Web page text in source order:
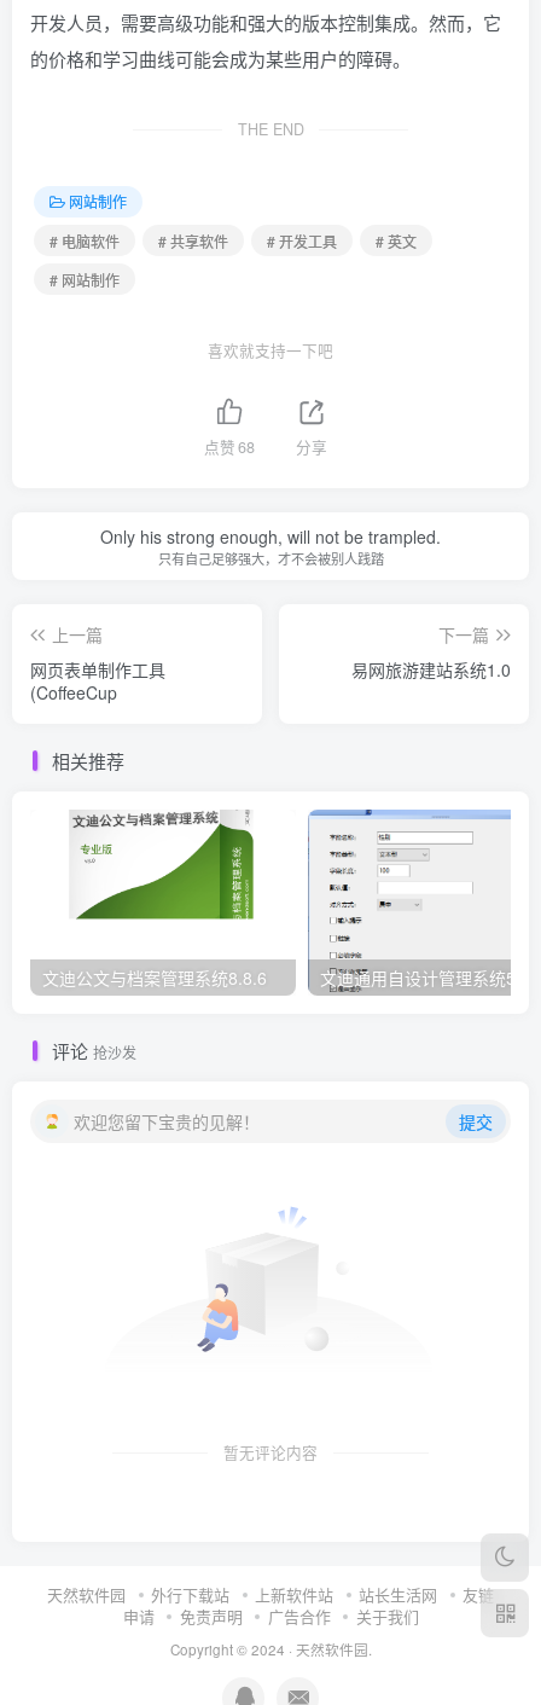
开发人员，需要高级功能和强大的版本控制集成。然而，它
的价格和学习曲线可能会成为某些用户的障碍。
THE END
网站制作
# 电脑软件
# 共享软件 # 开发工具
# 英文
# 网站制作
喜欢就支持一下吧
点赞68 分享
Only his strong enough, will not be trampled.
只有自己足够强大，才不会被别人践踏
上一篇
网页表单制作工具
(CoffeeCup
下一篇
易网旅游建站系统1.0
相关推荐
文迪公文与档案管理系统8.8.6 文迪通用自设计管理系统
评论 抢沙发
欢迎您留下宝贵的见解！ 提交
暂无评论内容
天然软件园 外行下载站 上新软件站 站长生活网
友链
申请
免责声明 广告合作 关于我们
Copyright © 2024 · 天然软件园